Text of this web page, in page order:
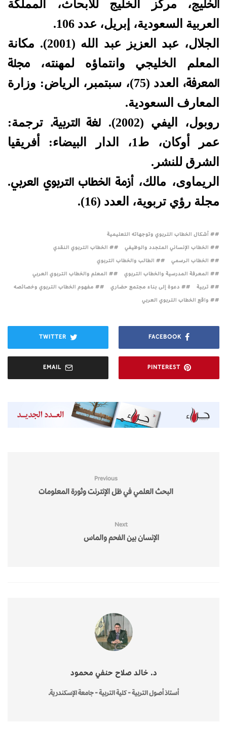
الخليج، مركز الخليج للأبحاث، المملكة
العربية السعودية، إبريل، عدد 106.
الجلال، عبد العزيز عبد الله (2001). مكانة
المعلم الخليجي وانتماؤه لمهنته، مجلة
المعرفة،
العدد (75)، سبتمبر، الرياض: وزارة
المعارف السعودية.
روبول، اليفي (2002).
لغة التربية. ترجمة:
عمر أوكان، ط1، الدار البيضاء: أفريقيا
الشرق للنشر.
الريماوى، مالك،أزمة الخطاب التربوي العربي.
مجلة رؤي تربوية، العدد (16).
# أشكال الخطاب التربوي وتوجهاته التعليمية
# الخطاب الإنساني المتجدد والوظيفي
# الخطاب التربوي النقدي
# الخطاب الرسمي
# الطالب والخطاب التربوي
# المعرفة المدرسية والخطاب التربوي
# المعلم والخطاب التربوي العربي
# تربية
# دعوة إلى بناء مجتمع حضاري
# مفهوم الخطاب التربوي وخصائصه
# واقع الخطاب التربوي العربي
FACEBOOK
TWITTER
PINTEREST
EMAIL
Previous
البحث العلمي في ظل الإنترنت وثورة المعلومات
Next
الإنسان بين الفحم والماس
د. خالد صلاح حنفي محمود
أستاذ أصول التربية - كلية التربية - جامعة الإسكندرية.